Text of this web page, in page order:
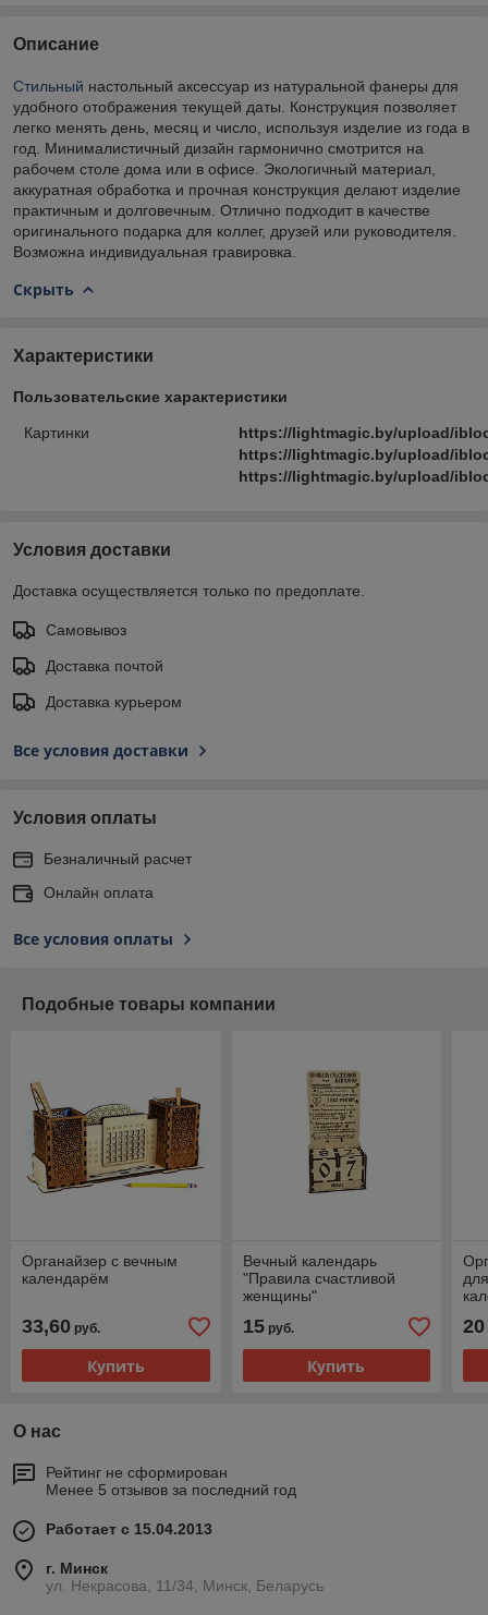
Описание
Стильный настольный аксессуар из натуральной фанеры для
удобного отображения текущей даты. Конструкция позволяет
легко менять день, месяц и число, используя изделие из года в
год. Минималистичный дизайн гармонично смотрится на
рабочем столе дома или в офисе. Экологичный материал,
аккуратная обработка и прочная конструкция делают изделие
практичным и долговечным. Отлично подходит в качестве
оригинального подарка для коллег, друзей или руководителя.
Возможна индивидуальная гравировка.
Скрыть
Характеристики
Пользовательские характеристики
Картинки
https://lightmagic.by/upload/
https://lightmagic.by/upload/
https://lightmagic.by/upload/
Условия доставки
Доставка осуществляется только по предоплате.
Самовывоз
Доставка почтой
Доставка курьером
Все условия доставки
Условия оплаты
Безналичный расчет
Онлайн оплата
Все условия оплаты
Подобные товары компании
Органайзер с вечным
календарём
33,60 руб.
Купить
Вечный календарь
"Правила счастливой
женщины"
15руб.
Купить
20
О нас
Рейтинг не сформирован
Менее 5 отзывов за последний год
Работает с 15.04.2013
г. Минск
ул. Некрасова, 11/34, Минск, Беларусь